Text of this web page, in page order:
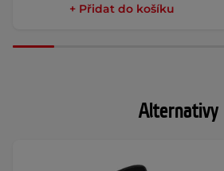
+ Přidat do košíku
Alternativy